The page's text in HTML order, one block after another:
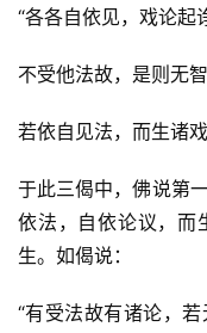
“各各自依见，戏论起
不受他法故，是则无
若依自见法，而生诸
于此三偈中，佛说第
依法，自依论议，而
生。如偈说：
“有受法故有诸论，